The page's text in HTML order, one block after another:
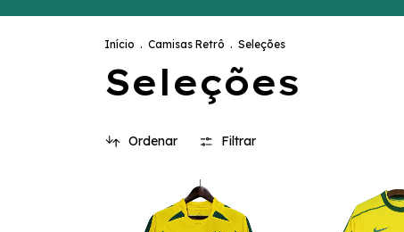
Início . Camisas Retrô . Seleções
Seleções
Ordenar Filtrar